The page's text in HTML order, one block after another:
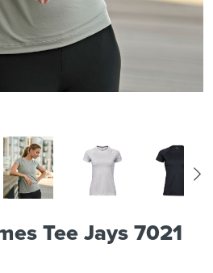
Tee Jays 7021